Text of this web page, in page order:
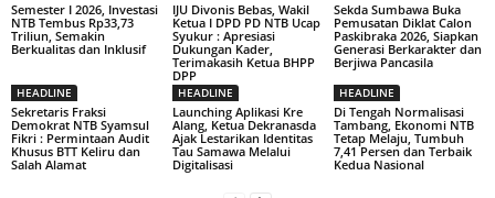
Semester I 2026, Investasi
NTB Tembus Rp33,73
Triliun, Semakin
Berkualitas dan Inklusif
IJU Divonis Bebas, Wakil
Ketua I DPD PD NTB Ucap
Syukur : Apresiasi
Dukungan Kader,
Terimakasih Ketua BHPP
DPP
Sekda Sumbawa Buka
Pemusatan Diklat Calon
Paskibraka 2026, Siapkan
Generasi Berkarakter dan
Berjiwa Pancasila
HEADLINE
Sekretaris Fraksi
Demokrat NTB Syamsul
Fikri : Permintaan Audit
Khusus BTT Keliru dan
Salah Alamat
HEADLINE
Launching Aplikasi Kre
Alang, Ketua Dekranasda
Ajak Lestarikan Identitas
Tau Samawa Melalui
Digitalisasi
HEADLINE
Di Tengah Normalisasi
Tambang, Ekonomi NTB
Tetap Melaju, Tumbuh
7,41 Persen dan Terbaik
Kedua Nasional